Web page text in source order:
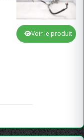
Voir le produit